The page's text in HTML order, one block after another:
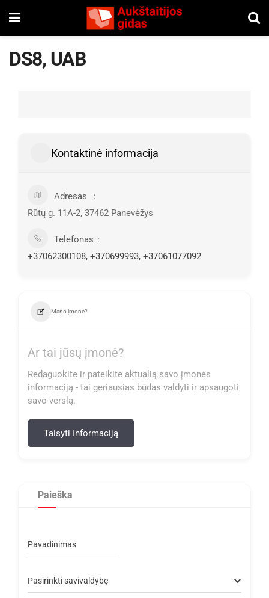
DS8, UAB
Kontaktinė informacija
Adresas
Rūtų g. 11A-2, 37462 Panevėžys
Telefonas
+37062300108, +370699993, +37061077092
Mano įmonė?
Ar tai jūsų įmonė?
Redaguokite ir pateikite aktualią savo įmonės
informaciją - tai geriausias būdas valdyti ir apsaugoti
savo verslą.
Taisyti Informaciją
Paieška
Pavadinimas
Pasirinkti savivaldybę